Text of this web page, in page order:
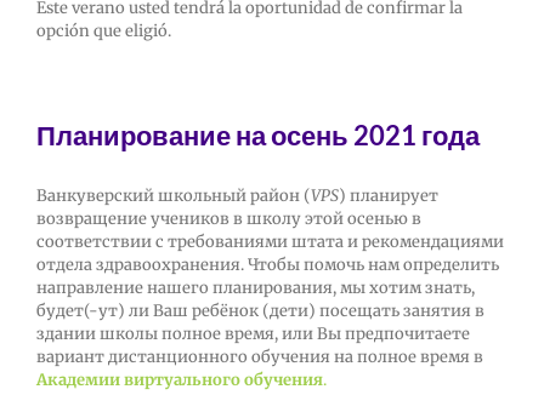
Este verano usted tendrá la oportunidad de confirmar la
opción que eligió.
Планирование на осень 2021 года
Ванкуверский школьный район (VPS) планирует
возвращение учеников в школу этой осенью в
соответствии с требованиями штата и рекомендациями
отдела здравоохранения. Чтобы помочь нам определить
направление нашего планирования, мы хотим знать,
будет(-ут) ли Ваш ребёнок (дети) посещать занятия в
здании школы полное время, или Вы предпочитаете
вариант дистанционного обучения на полное время в
Академии виртуального обучения.